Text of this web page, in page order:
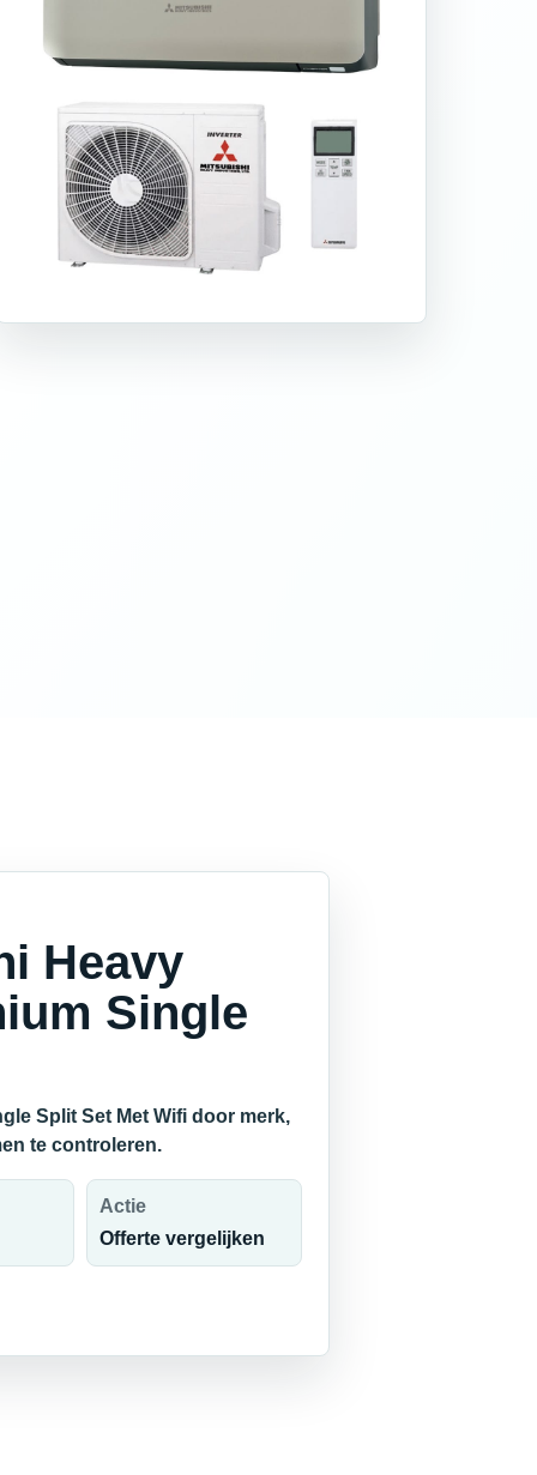
Heavy
Single
Split Set Met Wifi door merk,
te controleren.
Actie
Offerte vergelijken